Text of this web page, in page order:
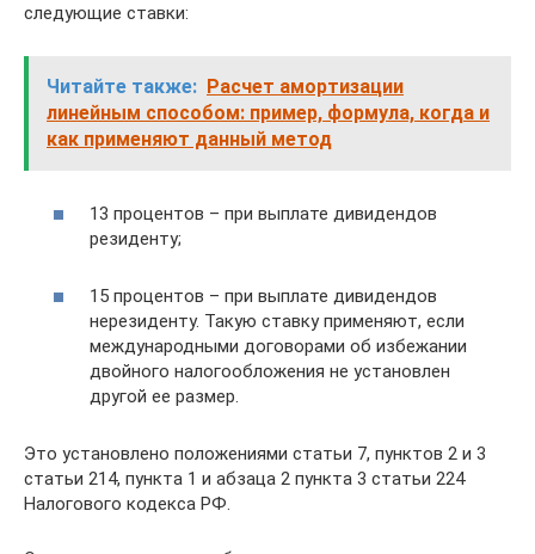
следующие ставки:
Читайте также: Расчет амортизации
линейным способом: пример, формула, когда и
как применяют данный метод
13 процентов – при выплате дивидендов
резиденту;
15 процентов – при выплате дивидендов
нерезиденту. Такую ставку применяют, если
международными договорами об избежании
двойного налогообложения не установлен
другой ее размер.
Это установлено положениями статьи 7, пунктов 2 и 3
статьи 214, пункта 1 и абзаца 2 пункта 3 статьи 224
Налогового кодекса РФ.